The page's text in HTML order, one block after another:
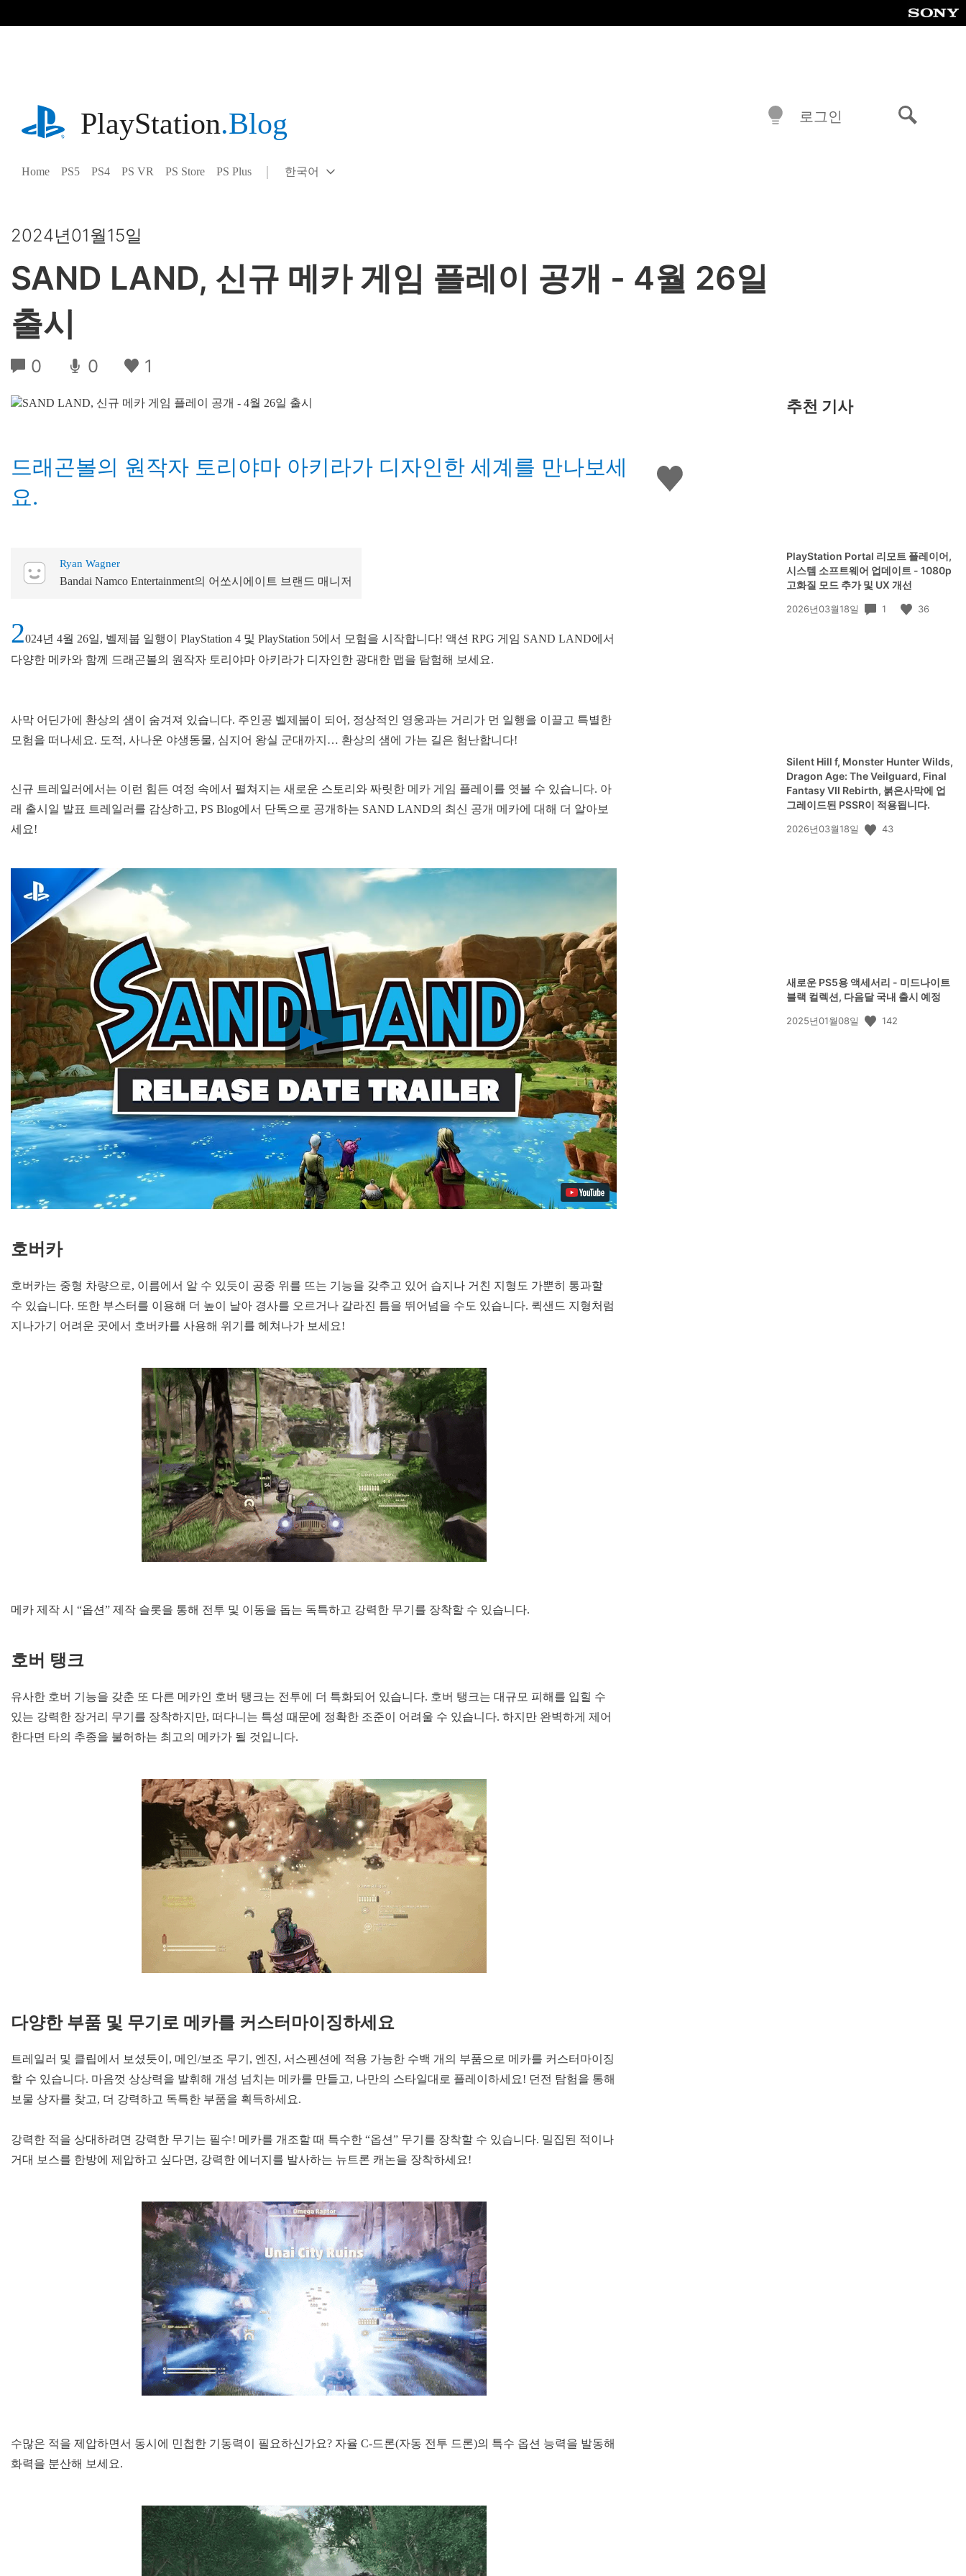
playstation.com
PlayStation.Blog
Home PS5 PS4 PS VR PS Store PS Plus
Select
Current
한국어
로그인
2024년01월15일
SAND LAND, 신규 메카 게임 플레이 공개 - 4월 26일
출시
0 0 1
좋
아
드래곤볼의 원작자 토리야마 아키라가 디자인한 세계를 만나보세
요.
Ryan Wagner
Bandai Namco Entertainment의 어쏘시에이트 브랜드 매니저
2024년 4월 26일, 벨제붑 일행이 PlayStation 4 및 PlayStation 5에서 모험을 시작합니다! 액션 RPG 게임 SAND LAND에서
다양한 메카와 함께 드래곤볼의 원작자 토리야마 아키라가 디자인한 광대한 맵을 탐험해 보세요.
사막 어딘가에 환상의 샘이 숨겨져 있습니다. 주인공 벨제붑이 되어, 정상적인 영웅과는 거리가 먼 일행을 이끌고 특별한
모험을 떠나세요. 도적, 사나운 야생동물, 심지어 왕실 군대까지… 환상의 샘에 가는 길은 험난합니다!
신규 트레일러에서는 이런 힘든 여정 속에서 펼쳐지는 새로운 스토리와 짜릿한 메카 게임 플레이를 엿볼 수 있습니다. 아
래 출시일 발표 트레일러를 감상하고, PS Blog에서 단독으로 공개하는 SAND LAND의 최신 공개 메카에 대해 더 알아보
세요!
Video
호버카
호버카는 중형 차량으로, 이름에서 알 수 있듯이 공중 위를 뜨는 기능을 갖추고 있어 습지나 거친 지형도 가뿐히 통과할
수 있습니다. 또한 부스터를 이용해 더 높이 날아 경사를 오르거나 갈라진 틈을 뛰어넘을 수도 있습니다. 퀵샌드 지형처럼
지나가기 어려운 곳에서 호버카를 사용해 위기를 헤쳐나가 보세요!
메카 제작 시 “옵션” 제작 슬롯을 통해 전투 및 이동을 돕는 독특하고 강력한 무기를 장착할 수 있습니다.
호버 탱크
유사한 호버 기능을 갖춘 또 다른 메카인 호버 탱크는 전투에 더 특화되어 있습니다. 호버 탱크는 대규모 피해를 입힐 수
있는 강력한 장거리 무기를 장착하지만, 떠다니는 특성 때문에 정확한 조준이 어려울 수 있습니다. 하지만 완벽하게 제어
한다면 타의 추종을 불허하는 최고의 메카가 될 것입니다.
다양한 부품 및 무기로 메카를 커스터마이징하세요
트레일러 및 클립에서 보셨듯이, 메인/보조 무기, 엔진, 서스펜션에 적용 가능한 수백 개의 부품으로 메카를 커스터마이징
할 수 있습니다. 마음껏 상상력을 발휘해 개성 넘치는 메카를 만들고, 나만의 스타일대로 플레이하세요! 던전 탐험을 통해
보물 상자를 찾고, 더 강력하고 독특한 부품을 획득하세요.
강력한 적을 상대하려면 강력한 무기는 필수! 메카를 개조할 때 특수한 “옵션” 무기를 장착할 수 있습니다. 밀집된 적이나
거대 보스를 한방에 제압하고 싶다면, 강력한 에너지를 발사하는 뉴트론 캐논을 장착하세요!
수많은 적을 제압하면서 동시에 민첩한 기동력이 필요하신가요? 자율 C-드론(자동 전투 드론)의 특수 옵션 능력을 발동해
화력을 분산해 보세요.
추천 기사
PlayStation Portal 리모트 플레이어,
시스템 소프트웨어 업데이트 - 1080p
고화질 모드 추가 및 UX 개선
공
2026년03월18일 1 36
Silent Hill f, Monster Hunter Wilds,
Dragon Age: The Veilguard, Final
Fantasy VII Rebirth, 붉은사막에 업
그레이드된 PSSR이 적용됩니다.
공
2026년03월18일 43
새로운 PS5용 액세서리 - 미드나이트
블랙 컬렉션, 다음달 국내 출시 예정
공
2025년01월08일 142